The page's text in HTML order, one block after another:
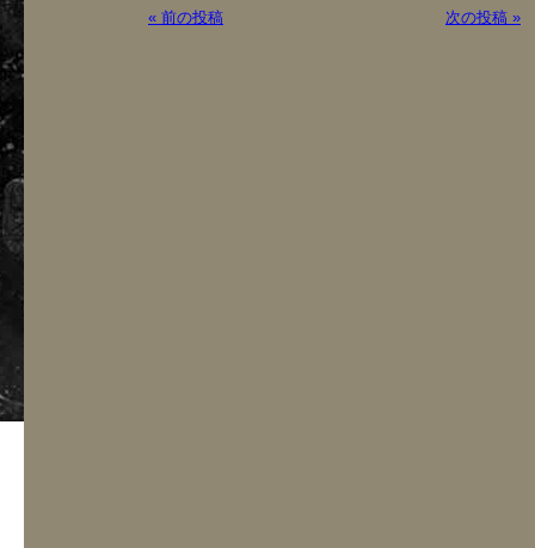
« 前の投稿 次の投稿 »